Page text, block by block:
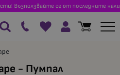
Възползвайте се от последните
- Пумпал